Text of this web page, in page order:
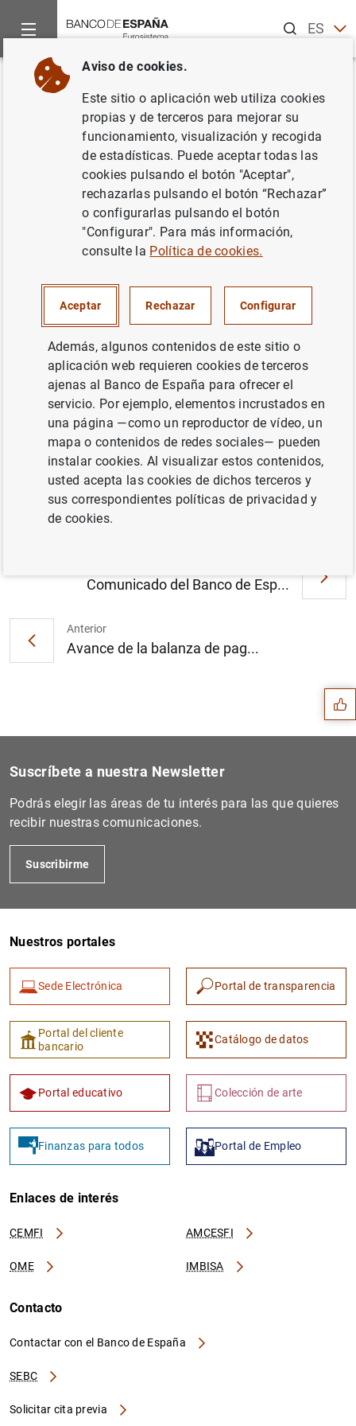
ESEN
Inicio Noticias y eventos
Volver
Comunicado del Banco de
España
Sobre el hipotético informe del Banco de
España rebatiendo el trabajo de los peritos
judiciales en el caso Bankia
SISTEMA MONETARIO Y FINANCIERO
SISTEMA MONETARIO Y FINANCIERO
SUPERVISIÓN PRUDENCIAL, MUS
Comunicado del Banco de España (90
Anterior
Avance de la balanza de pag...
Comunicado del Banco de Esp...
Sugerencias
Suscríbete a nuestra Newsletter
Podrás elegir las áreas de tu interés para las que quieres
recibir nuestras comunicaciones.
Suscribirme
Nuestros portales
Sede Electrónica Portal de transparencia
Portal del cliente
bancario
Catálogo de datos
Portal educativo Colección de arte
Finanzas para todos Portal de Empleo
Enlaces de interés
CEMFI AMCESFI
OME IMBISA
Contacto
Contactar con el Banco de España
SEBC
Solicitar cita previa
Aviso de cookies.
Este sitio o aplicación web utiliza cookies
propias y de terceros para mejorar su
funcionamiento, visualización y recogida
de estadísticas. Puede aceptar todas las
cookies pulsando el botón "Aceptar",
rechazarlas pulsando el botón “Rechazar”
o configurarlas pulsando el botón
"Configurar". Para más información,
consulte la Política de cookies.
Aceptar Rechazar Configurar
Además, algunos contenidos de este sitio o
aplicación web requieren cookies de terceros
ajenas al Banco de España para ofrecer el
servicio. Por ejemplo, elementos incrustados en
una página —como un reproductor de vídeo, un
mapa o contenidos de redes sociales— pueden
instalar cookies. Al visualizar estos contenidos,
usted acepta las cookies de dichos terceros y
sus correspondientes políticas de privacidad y
de cookies.